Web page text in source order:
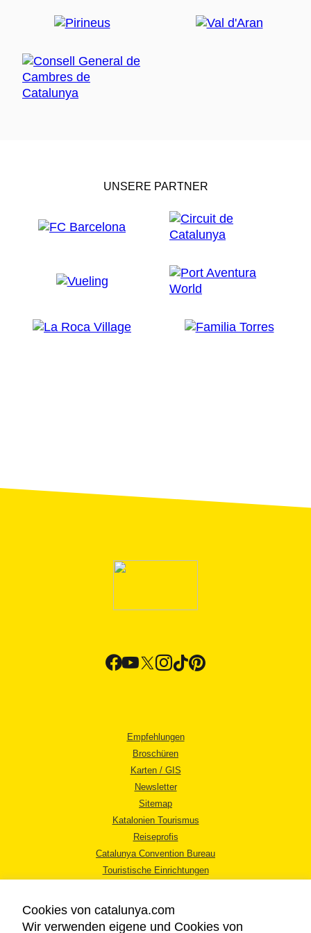
UNSERE PARTNER
Empfehlungen
Broschüren
Karten / GIS
Newsletter
Sitemap
Katalonien Tourismus
Reiseprofis
Catalunya Convention Bureau
Touristische Einrichtungen
Cookies von catalunya.com
Wir verwenden eigene und Cookies von